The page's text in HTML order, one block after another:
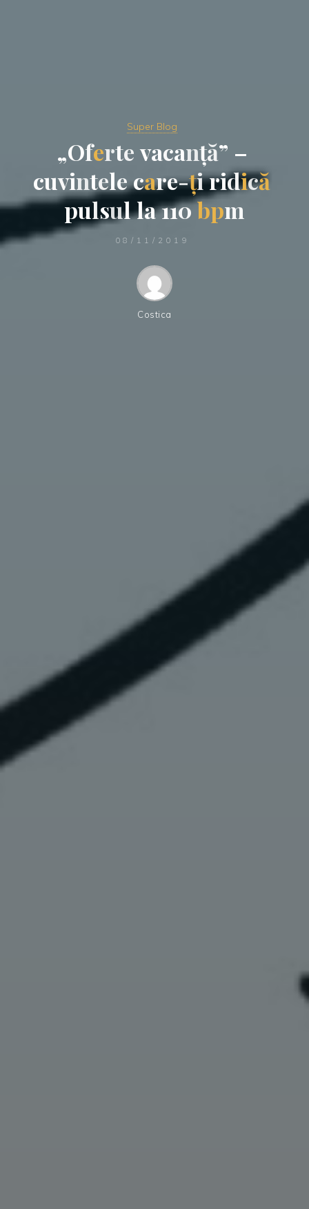
Super Blog
„Ofertevacanță” –
cuvintelecare-țiridică
pulsulla110bpm
08/11/2019
Costica